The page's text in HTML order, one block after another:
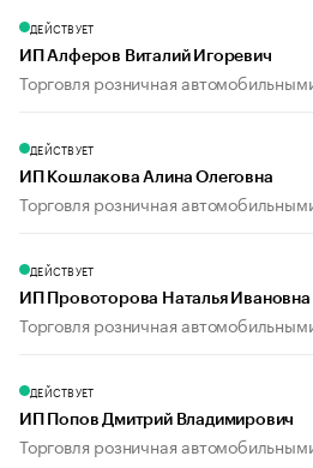
ДЕЙСТВУЕТ
ИП Алферов Виталий Игоревич
Торговля розничная
ДЕЙСТВУЕТ
ИП Кошлакова Алина Олеговна
Торговля розничная
ДЕЙСТВУЕТ
ИП Провоторова Наталья Ивановна
Торговля розничная
ДЕЙСТВУЕТ
ИП Попов Дмитрий Владимирович
Торговля розничная